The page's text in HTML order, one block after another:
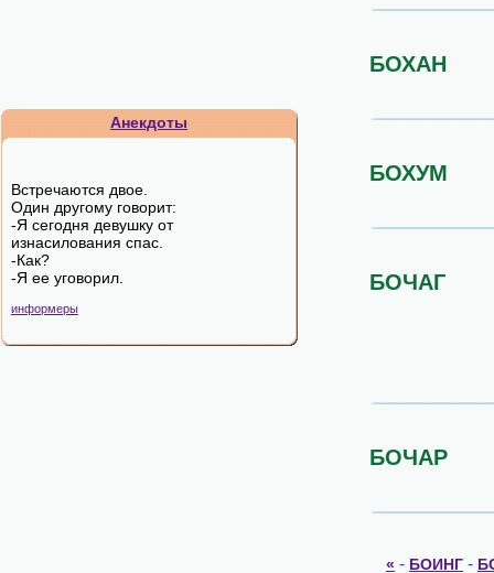
Анекдоты
Встречаются двое.
Один другому говорит:
-Я сегодня девушку от
изнасилования спас.
-Как?
-Я ее уговорил.
информеры
БОХАН
БОХУМ
БОЧАГ
БОЧАР
« - БОИНГ -